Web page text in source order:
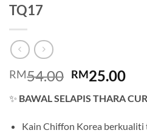
TQ17
RM54.00 Original
was:
RM54.00.
RM25.00
is:
✨ BAWAL SELAPIS THARA
Kain Chiffon Korea berkualiti